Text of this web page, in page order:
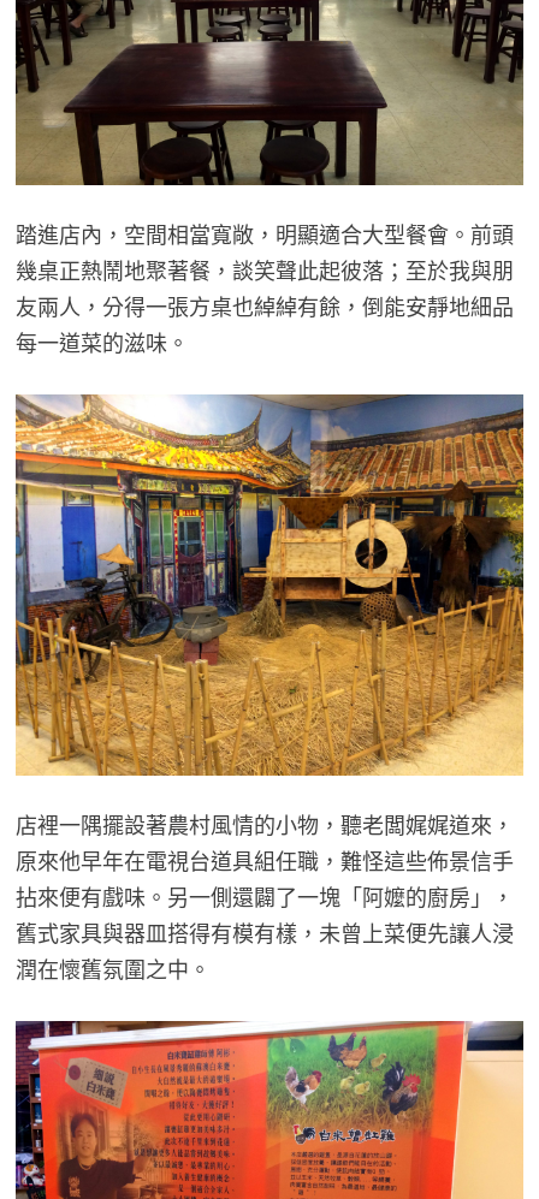
踏進店內，空間相當寬敞，明顯適合大型餐會。前頭
幾桌正熱鬧地聚著餐，談笑聲此起彼落；至於我與朋
友兩人，分得一張方桌也綽綽有餘，倒能安靜地細品
每一道菜的滋味。
店裡一隅擺設著農村風情的小物，聽老闆娓娓道來，
原來他早年在電視台道具組任職，難怪這些佈景信手
拈來便有戲味。另一側還闢了一塊「阿嬤的廚房」，
舊式家具與器皿搭得有模有樣，未曾上菜便先讓人浸
潤在懷舊氛圍之中。